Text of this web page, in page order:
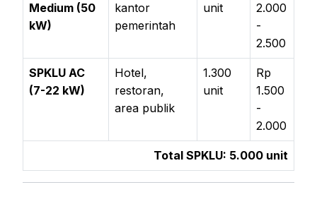
Medium (50
kW)
kantor
pemerintah
unit
2.000
-
2.500
SPKLU AC
(7-22 kW)
Hotel,
restoran,
area publik
1.300
unit
Rp
1.500
-
2.000
Total SPKLU: 5.000 unit